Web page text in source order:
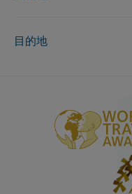
目的地